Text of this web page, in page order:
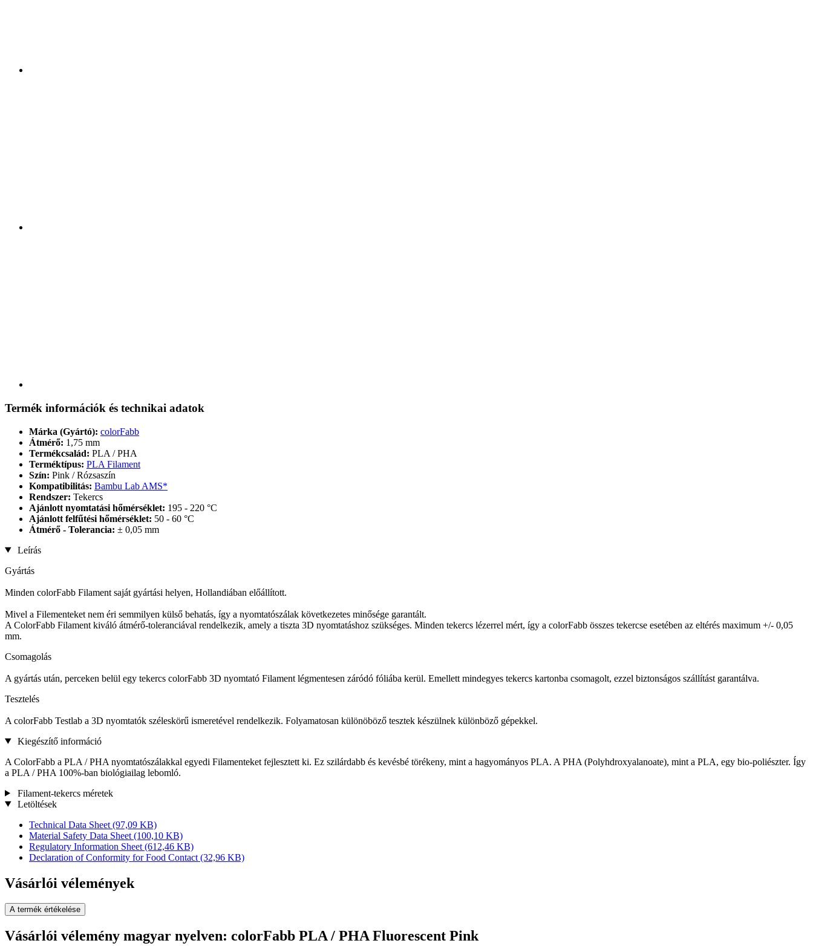
Termék információk és technikai adatok
Márka (Gyártó): colorFabb
Átmérő: 1,75 mm
Termékcsalád: PLA / PHA
Terméktípus: PLA Filament
Szín: Pink / Rózsaszín
Kompatibilitás: Bambu Lab AMS*
Rendszer: Tekercs
Ajánlott nyomtatási hőmérséklet: 195 - 220 °C
Ajánlott felfűtési hőmérséklet: 50 - 60 °C
Átmérő - Tolerancia: ± 0,05 mm
Leírás
Gyártás
Minden colorFabb Filament saját gyártási helyen, Hollandiában előállított.
Mivel a Filementeket nem éri semmilyen külső behatás, így a nyomtatószálak következetes minősége garantált.
A ColorFabb Filament kiváló átmérő-toleranciával rendelkezik, amely a tiszta 3D nyomtatáshoz szükséges. Minden tekercs lézerrel mért, így a colorFabb összes tekercse esetében az eltérés maximum +/- 0,05
mm.
Csomagolás
A gyártás után, perceken belül egy tekercs colorFabb 3D nyomtató Filament légmentesen záródó fóliába kerül. Emellett mindegyes tekercs kartonba csomagolt, ezzel biztonságos szállítást garantálva.
Tesztelés
A colorFabb Testlab a 3D nyomtatók széleskörű ismeretével rendelkezik. Folyamatosan különöböző tesztek készülnek különböző gépekkel.
Kiegészítő információ
A ColorFabb a PLA / PHA nyomtatószálakkal egyedi Filamenteket fejlesztett ki. Ez szilárdabb és kevésbé törékeny, mint a hagyományos PLA. A PHA (Polyhdroxyalanoate), mint a PLA, egy bio-poliészter. Így
a PLA / PHA 100%-ban biológiailag lebomló.
Filament-tekercs méretek
Letöltések
Technical Data Sheet (97,09 KB)
Material Safety Data Sheet (100,10 KB)
Regulatory Information Sheet (612,46 KB)
Declaration of Conformity for Food Contact (32,96 KB)
Vásárlói vélemények
A termék értékelése
Vásárlói vélemény magyar nyelven: colorFabb PLA / PHA Fluorescent Pink